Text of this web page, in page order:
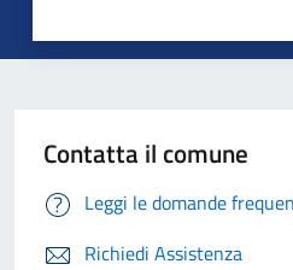
Contatta il comune
Leggi le domande
Richiedi Assistenza